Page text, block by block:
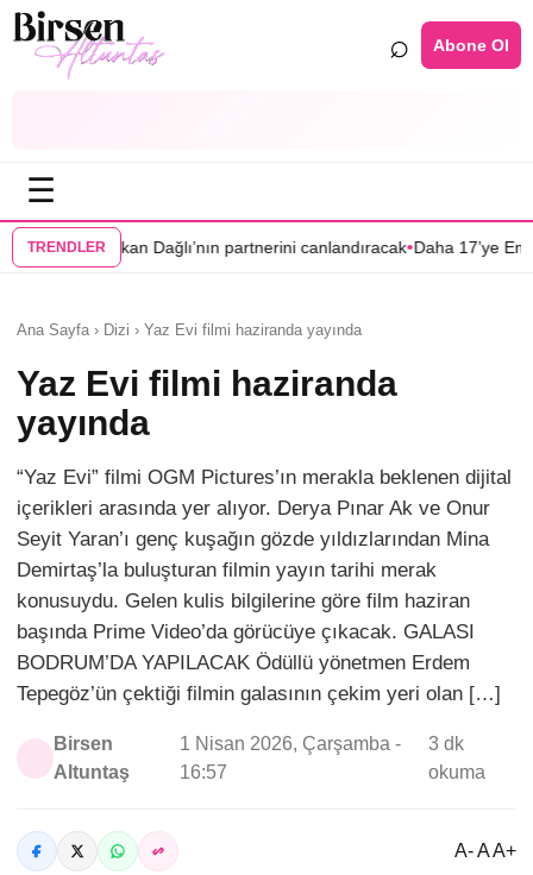
⌕ Abone Ol
☰
TRENDLER
partnerini canlandıracak•Daha 17’ye Emir Sarıhan ailesiyle
Ana Sayfa › Dizi › Yaz Evi filmi haziranda yayında
Yaz Evi filmi haziranda
yayında
“Yaz Evi” filmi OGM Pictures’ın merakla beklenen dijital
içerikleri arasında yer alıyor. Derya Pınar Ak ve Onur
Seyit Yaran’ı genç kuşağın gözde yıldızlarından Mina
Demirtaş’la buluşturan filmin yayın tarihi merak
konusuydu. Gelen kulis bilgilerine göre film haziran
başında Prime Video’da görücüye çıkacak. GALASI
BODRUM’DA YAPILACAK Ödüllü yönetmen Erdem
Tepegöz’ün çektiği filmin galasının çekim yeri olan […]
Birsen
Altuntaş
1 Nisan 2026, Çarşamba -
16:57
3 dk
okuma
A- A A+